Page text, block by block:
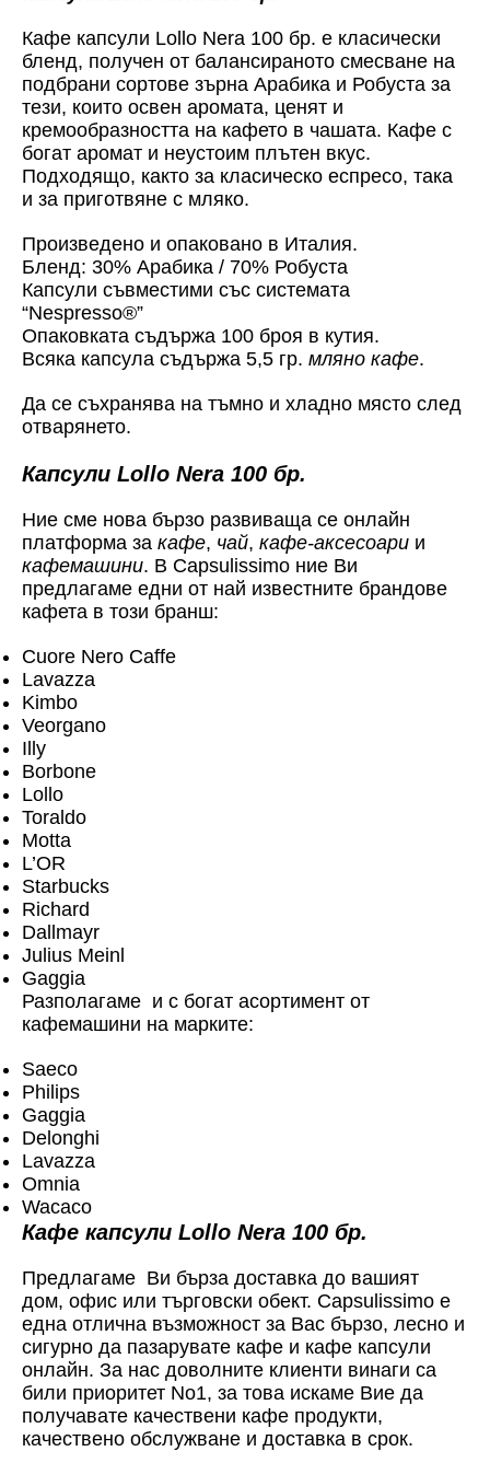
Кафе капсули Lollo Nera 100 бр. е класически
бленд, получен от балансираното смесване на
подбрани сортове зърна Арабика и Робуста за
тези, които освен аромата, ценят и
кремообразността на кафето в чашата. Кафе с
богат аромат и неустоим плътен вкус.
Подходящо, както за класическо еспресо, така
и за приготвяне с мляко.
Произведено и опаковано в Италия.
Бленд: 30% Арабика / 70% Робуста
Капсули съвместими със системата
“Nespresso®”
Опаковката съдържа 100 броя в кутия.
Всяка капсула съдържа 5,5 гр. мляно кафе.
Да се съхранява на тъмно и хладно място след
отварянето.
Капсули Lollo Nera 100 бр.
Ние сме нова бързо развиваща се онлайн
платформа за кафе, чай, кафе-аксесоари и
кафемашини. В Capsulissimo ние Ви
предлагаме едни от най известните брандове
кафета в този бранш:
Cuore Nero Caffe
Lavazza
Kimbo
Veorgano
Illy
Borbone
Lollo
Toraldo
Motta
L’OR
Starbucks
Richard
Dallmayr
Julius Meinl
Gaggia
Разполагаме и с богат асортимент от
кафемашини на марките:
Saeco
Philips
Gaggia
Delonghi
Lavazza
Omnia
Wacaco
Кафе капсули Lollo Nera 100 бр.
Предлагаме Ви бърза доставка до вашият
дом, офис или търговски обект. Capsulissimo е
една отлична възможност за Вас бързо, лесно и
сигурно да пазарувате кафе и кафе капсули
онлайн. За нас доволните клиенти винаги са
били приоритет No1, за това искаме Вие да
получавате качествени кафе продукти,
качествено обслужване и доставка в срок.